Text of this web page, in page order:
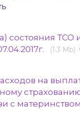
состояния
(1.3 Mb)
на
материнством